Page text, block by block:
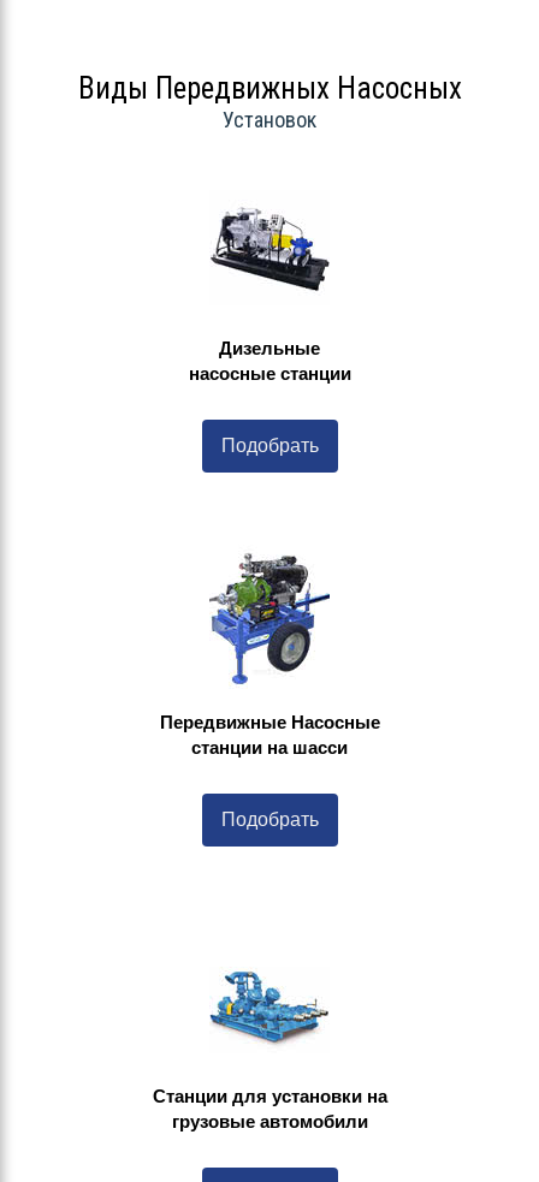
Виды Передвижных Насосных
Установок
Дизельные
насосные станции
Подобрать
Передвижные Насосные
станции на шасси
Подобрать
Станции для установки на
грузовые автомобили